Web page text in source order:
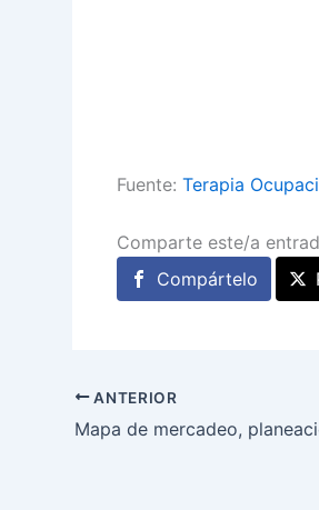
Fuente: Terapia
Comparte este/a
Compártelo
ANTERIOR